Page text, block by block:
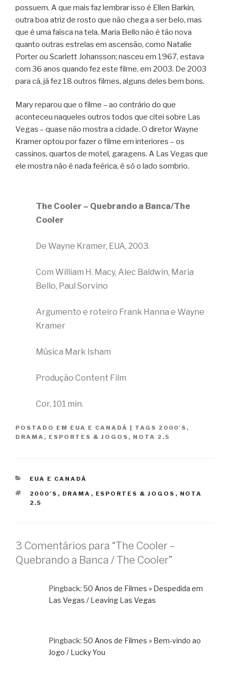
possuem. A que mais faz lembrar isso é Ellen Barkin,
outra boa atriz de rosto que não chega a ser belo, mas
que é uma faísca na tela. Maria Bello não é tão nova
quanto outras estrelas em ascensão, como Natalie
Porter ou Scarlett Johansson; nasceu em 1967, estava
com 36 anos quando fez este filme, em 2003. De 2003
para cá, já fez 18 outros filmes, alguns deles bem bons.
Mary reparou que o filme – ao contrário do que
aconteceu naqueles outros todos que citei sobre Las
Vegas – quase não mostra a cidade. O diretor Wayne
Kramer optou por fazer o filme em interiores – os
cassinos, quartos de motel, garagens. A Las Vegas que
ele mostra não é nada feérica, é só o lado sombrio.
The Cooler – Quebrando a Banca/The
Cooler
De Wayne Kramer, EUA, 2003.
Com William H. Macy, Alec Baldwin, Maria
Bello, Paul Sorvino
Argumento e roteiro Frank Hanna e Wayne
Kramer
Música Mark Isham
Produção Content Film
Cor, 101 min.
POSTADO EM EUA E CANADÁ | TAGS 2000'S ,
DRAMA , ESPORTES & JOGOS , NOTA 2.5
CATEGORIAS
EUA E CANADÁ
TAGS
2000'S , DRAMA , ESPORTES & JOGOS , NOTA
2.5
3 Comentários para “The Cooler –
Quebrando a Banca / The Cooler”
Pingback: 50 Anos de Filmes » Despedida em
Las Vegas / Leaving Las Vegas
Pingback: 50 Anos de Filmes » Bem-vindo ao
Jogo / Lucky You